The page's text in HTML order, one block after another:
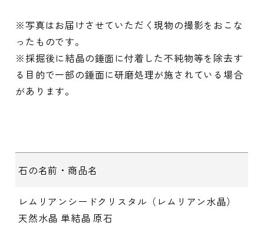
※写真はお届けさせていただく現物の撮影をおこな
ったものです。
※採掘後に結晶の錘面に付着した不純物等を除去す
る目的で一部の錘面に研磨処理が施されている場合
があります。
石の名前・商品名
レムリアンシードクリスタル（レムリアン水晶）
天然水晶 単結晶 原石